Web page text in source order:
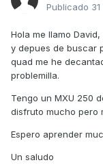
Publicado
Hola me llamo
y depues de buscar
quad me he
problemilla.
Tengo un MXU 250
disfruto mucho pero
Espero aprender
Un saludo